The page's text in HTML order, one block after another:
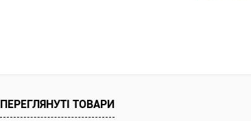
ПЕРЕГЛЯНУТІ ТОВАРИ